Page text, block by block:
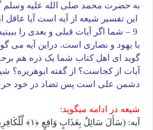
به حضرت محمد صلی الله علیه وسلم
این تفسیر شیعه از آیه است آیا
9 – شما اگر آیات قبلی و بعدی را
با یهود و نصاری است. دراین آیه می
گوید ای اهل کتاب شما یک ذره هم
آیات از کجاست؟ از گفته ابوهریره؟
دشمن علی است پس تضاد در خود
شیعه در ادامه میگوید: